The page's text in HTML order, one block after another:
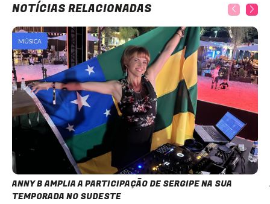
NOTÍCIAS RELACIONADAS
MÚSICA
ANNY B AMPLIA A PARTICIPAÇÃO DE SERGIPE NA SUA
TEMPORADA NO SUDESTE